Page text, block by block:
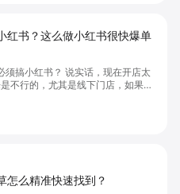
红书？这么做小红书很快爆单
须搞小红书？ 说实话，现在开店太
是不行的，尤其是线下门店，如果你
，那真的就是“闭着眼放弃客流”🚪
怎么精准快速找到？